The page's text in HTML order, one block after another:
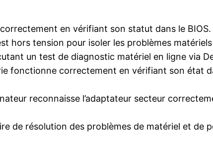
en vérifiant son statut dans le BIOS.
hors tension pour isoler les problèmes
un test de diagnostic matériel en ligne via
fonctionne correctement en vérifiant son état
reconnaisse l’adaptateur secteur
de résolution des problèmes de matériel et de